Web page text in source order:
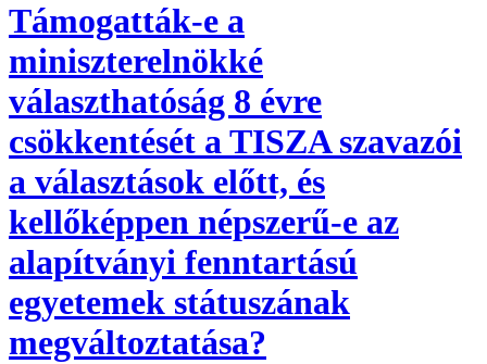
Támogatták-e a
miniszterelnökké
választhatóság 8 évre
csökkentését a TISZA szavazói
a választások előtt, és
kellőképpen népszerű-e az
alapítványi fenntartású
egyetemek státuszának
megváltoztatása?